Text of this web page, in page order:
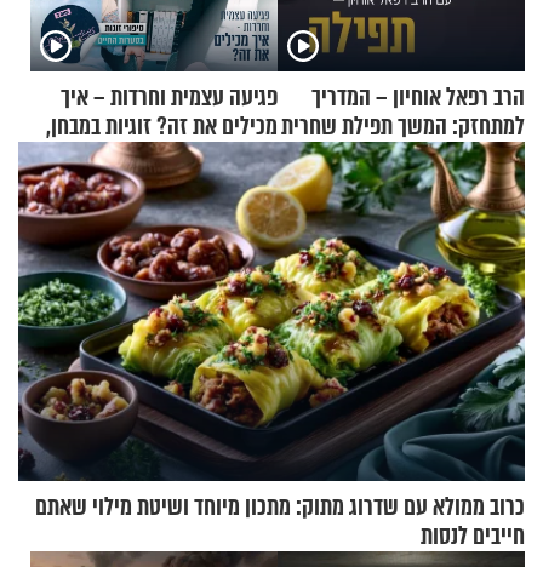
הרב רפאל אוחיון – המדריך
למתחזק: המשך תפילת שחרית
מאשרי ועד עלינו
פגיעה עצמית וחרדות – איך
מכילים את זה? זוגיות במבחן,
הפעם עם יהודית ואלתר כהן
כרוב ממולא עם שדרוג מתוק: מתכון מיוחד ושיטת מילוי שאתם
חייבים לנסות